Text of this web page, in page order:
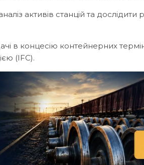
активів станцій та
в концесію контейнерних
(IFC).